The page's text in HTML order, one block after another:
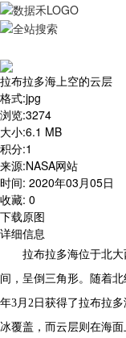
拉布拉多海上空的云层
格式:jpg
浏览:3274
大小:6.1 MB
积分:1
来源:NASA网站
时间: 2020年03月05日
收藏: 0
下载原图
详细信息
拉布拉多海位于北
间，呈倒三角形。随着
年3月2日获得了拉布拉
冰覆盖，而云层则在海面